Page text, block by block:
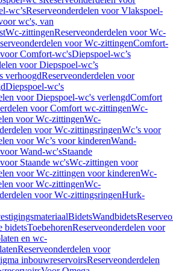
wc’sReserveonderdelen voor Vlakspoel-
wc's, van
Wc-zittingenReserveonderdelen voor Wc-
voor Wc-zittingenComfort-
Comfort-wc'sDiepspoel-wc’s
voor Diepspoel-wc’s
verhoogdReserveonderdelen voor
Diepspoel-wc's
voor Diepspoel-wc's verlengdComfort
voor Comfort wc-zittingenWc-
voor Wc-zittingenWc-
voor Wc-zittingsringenWc’s voor
voor Wc’s voor kinderenWand-
Wand-wc'sStaande
Staande wc'sWc-zittingen voor
voor Wc-zittingen voor kinderenWc-
voor Wc-zittingenWc-
voor Wc-zittingsringenHurk-
BidetsWandbidets
bidetsToebehorenReserveonderdelen voor
en wc-
Reserveonderdelen voor
inbouwreservoirsReserveonderdelen